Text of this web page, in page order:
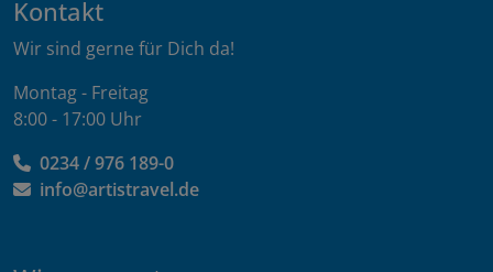
Kontakt
Wir sind gerne für Dich da!
Montag - Freitag
8:00 - 17:00 Uhr
0234 / 976 189-0
info@artistravel.de